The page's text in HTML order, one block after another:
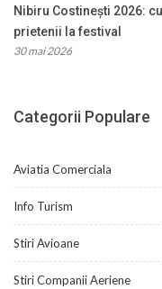
Nibiru Costinești 2026:
prietenii la festival
30 mai 2026
Categorii Populare
Aviatia Comerciala
Info Turism
Stiri Avioane
Stiri Companii Aeriene